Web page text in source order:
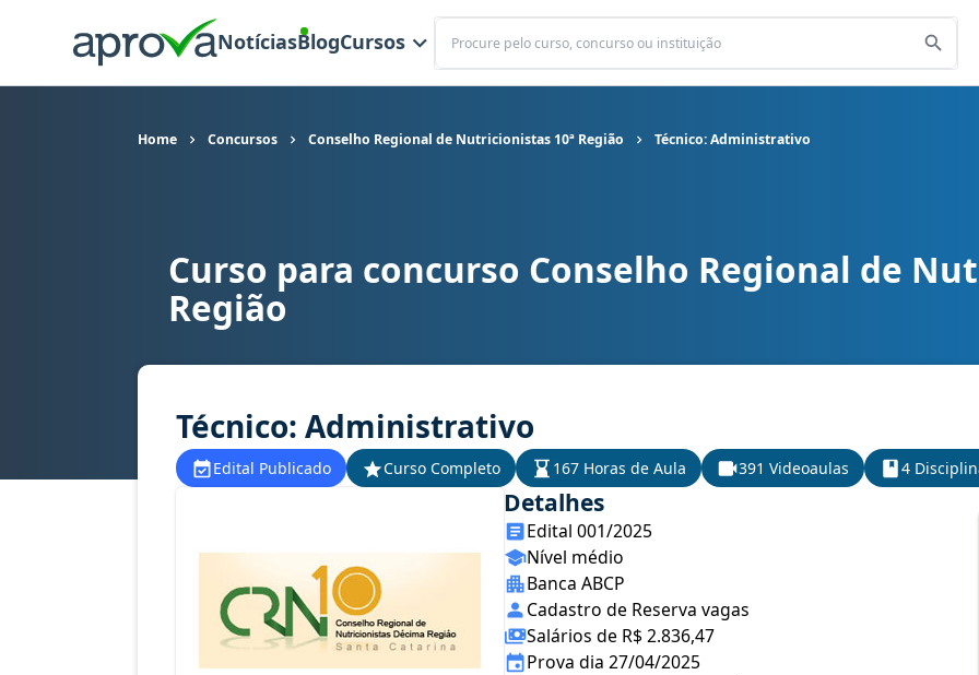
NotíciasBlogCursos
Buscar
Home Concursos Conselho Regional de Nutricionistas 10ª Região Técnico: Administrativo
Curso para concurso CRN 10 (SC) - Conselho Regional de Nutricionistas 10ª Região cargo Técnico: Administrativo
Curso para concurso Conselho Regional de
Região
Técnico: Administrativo
Edital Publicado Curso Completo 167 Horas de Aula 391 Videoaulas 4
Detalhes
Edital 001/2025
Nível médio
Banca ABCP
Cadastro de Reserva vagas
Salários de R$ 2.836,47
Prova dia 27/04/2025